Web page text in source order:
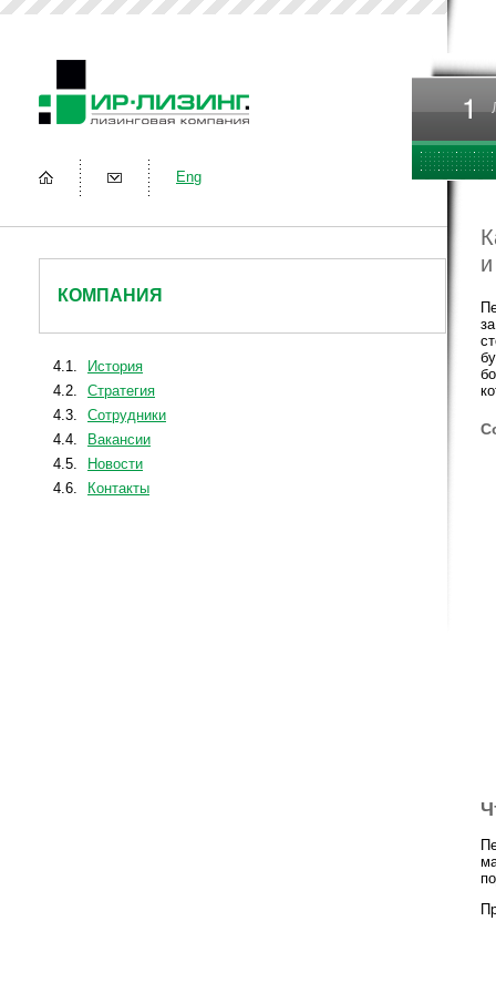
Eng
КОМПАНИЯ
4.1.
История
4.2.
Стратегия
4.3.
Сотрудники
4.4.
Вакансии
4.5.
Новости
4.6.
Контакты